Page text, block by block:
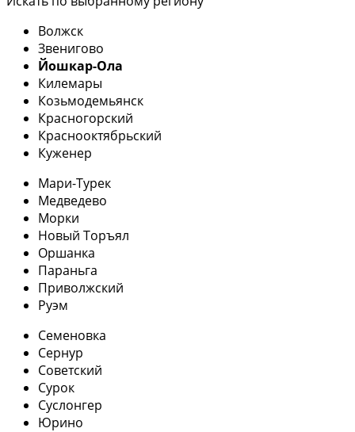
Волжск
Звенигово
Йошкар-Ола
Килемары
Козьмодемьянск
Красногорский
Краснооктябрьский
Куженер
Мари-Турек
Медведево
Морки
Новый Торъял
Оршанка
Параньга
Приволжский
Руэм
Семеновка
Сернур
Советский
Сурок
Суслонгер
Юрино